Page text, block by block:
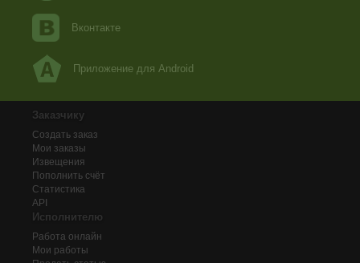
Вконтакте
Приложение для Android
Заказчику
Создать заказ
Мои заказы
Извещения
Пополнить счёт
Статистика
API
Исполнителю
Работа онлайн
Мои работы